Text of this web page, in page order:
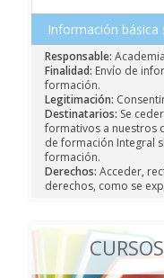
Información
Responsable:
Finalidad: Envío de
formación.
Legitimación:
Destinatarios: Se
formativos a nuestros
de formación Integral
formación.
Derechos: Acceder,
derechos, como se